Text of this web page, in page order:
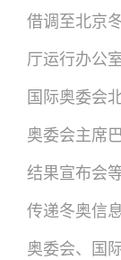
借调至北京
厅运行办公
国际奥委会
奥委会主席
结果宣布会
传递冬奥信
奥委会、国